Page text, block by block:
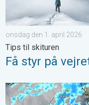
onsdag den 1. april 2026
Tips til skituren
Få styr på
Solglimt mellem